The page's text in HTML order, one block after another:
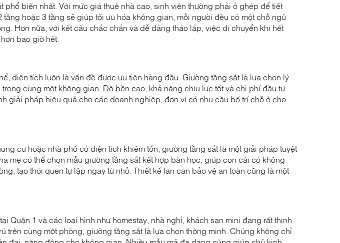
biến nhất. Với mức giá thuê nhà cao, sinh viên thường phải ở ghép để tiết
hoặc 3 tầng sẽ giúp tối ưu hóa không gian, mỗi người đều có một chỗ ngủ
Hơn nữa, với kết cấu chắc chắn và dễ dàng tháo lắp, việc di chuyển khi hết
bao giờ hết.
diện tích luôn là vấn đề được ưu tiên hàng đầu. Giường tầng sắt là lựa chọn lý
cùng một không gian. Độ bền cao, khả năng chịu lực tốt và chi phí đầu tư
giải pháp hiệu quả cho các doanh nghiệp, đơn vị có nhu cầu bố trí chỗ ở cho
cư hoặc nhà phố có diện tích khiêm tốn, giường tầng sắt là một giải pháp tuyệt
mẹ có thể chọn mẫu giường tầng sắt kết hợp bàn học, giúp con cái có không
tạo thói quen tự lập ngay từ nhỏ. Thiết kế lan can bảo vệ an toàn cũng là một
Quận 1 và các loại hình như homestay, nhà nghỉ, khách sạn mini đang rất thịnh
trên cùng một phòng, giường tầng sắt là lựa chọn thông minh. Chúng không chỉ